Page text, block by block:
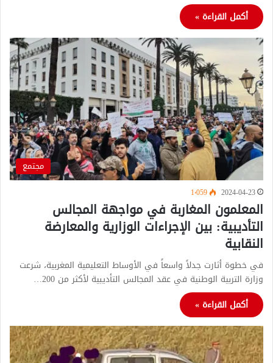
أكمل القراءة »
مجتمع
2024-04-23 1٬059
المعلمون المغاربة في مواجهة المجالس
التأديبية: بين الإجراءات الوزارية والمعارضة
النقابية
في خطوة أثارت جدلاً واسعاً في الأوساط التعليمية المغربية، شرعت
وزارة التربية الوطنية في عقد المجالس التأديبية لأكثر من 200…
أكمل القراءة »